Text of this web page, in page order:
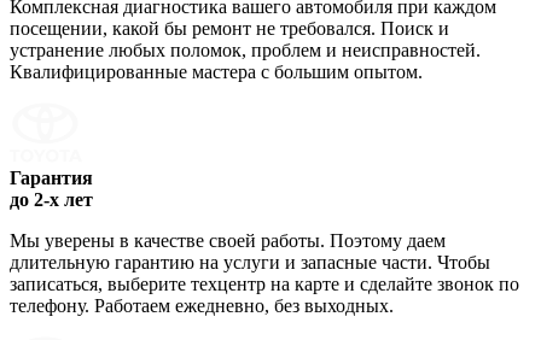
Комплексная диагностика вашего автомобиля при каждом
посещении, какой бы ремонт не требовался. Поиск и
устранение любых поломок, проблем и неисправностей.
Квалифицированные мастера с большим опытом.
Гарантия
до 2-х лет
Мы уверены в качестве своей работы. Поэтому даем
длительную гарантию на услуги и запасные части. Чтобы
записаться, выберите техцентр на карте и сделайте звонок по
телефону. Работаем ежедневно, без выходных.